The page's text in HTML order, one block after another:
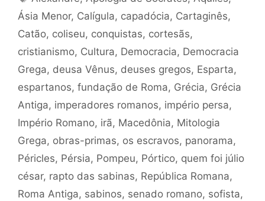
Ásia Menor, Calígula, capadócia, Cartaginês,
Catão, coliseu, conquistas, cortesãs,
cristianismo, Cultura, Democracia, Democracia
Grega, deusa Vênus, deuses gregos, Esparta,
espartanos, fundação de Roma, Grécia, Grécia
Antiga, imperadores romanos, império persa,
Império Romano, irã, Macedônia, Mitologia
Grega, obras-primas, os escravos, panorama,
Péricles, Pérsia, Pompeu, Pórtico, quem foi júlio
césar, rapto das sabinas, República Romana,
Roma Antiga, sabinos, senado romano, sofista,